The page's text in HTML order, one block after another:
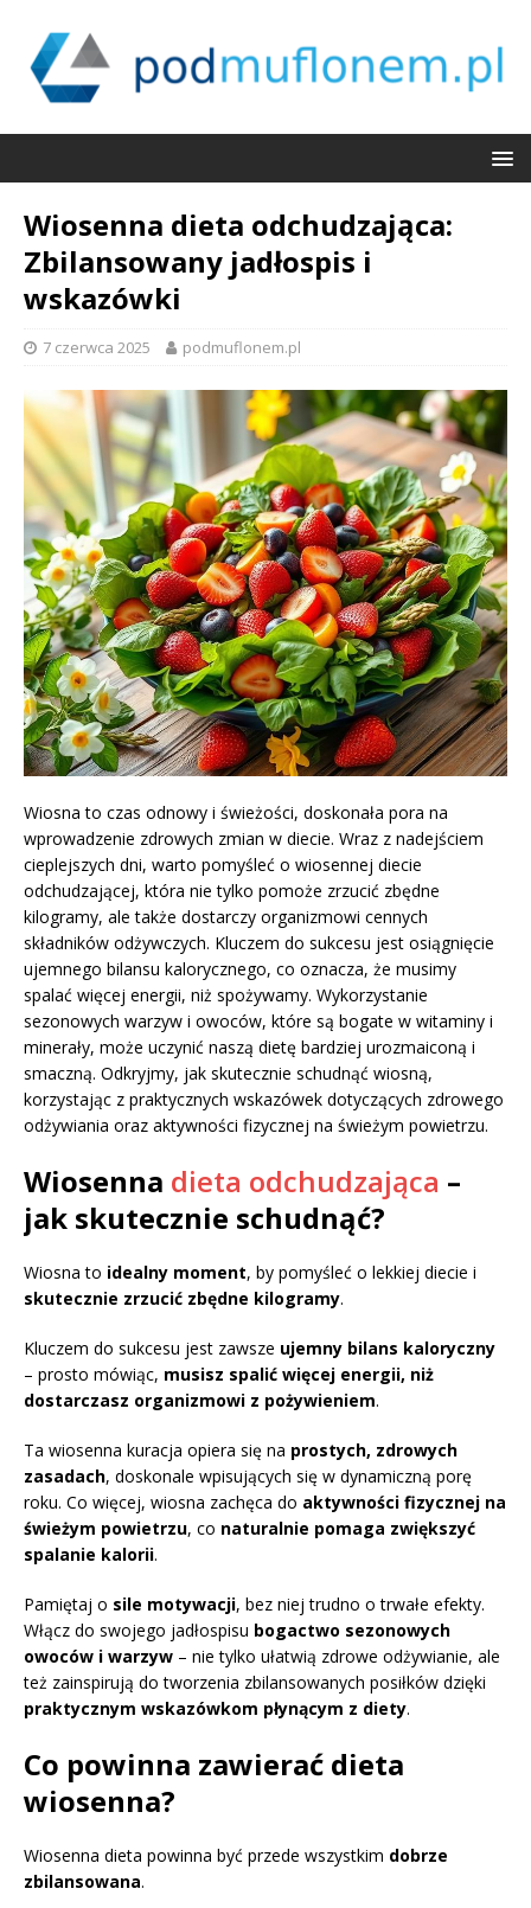
Wiosenna dieta odchudzająca:
Zbilansowany jadłospis i
wskazówki
7 czerwca 2025 podmuflonem.pl
Wiosna to czas odnowy i świeżości, doskonała pora na
wprowadzenie zdrowych zmian w diecie. Wraz z nadejściem
cieplejszych dni, warto pomyśleć o wiosennej diecie
odchudzającej, która nie tylko pomoże zrzucić zbędne
kilogramy, ale także dostarczy organizmowi cennych
składników odżywczych. Kluczem do sukcesu jest osiągnięcie
ujemnego bilansu kalorycznego, co oznacza, że musimy
spalać więcej energii, niż spożywamy. Wykorzystanie
sezonowych warzyw i owoców, które są bogate w witaminy i
minerały, może uczynić naszą dietę bardziej urozmaiconą i
smaczną. Odkryjmy, jak skutecznie schudnąć wiosną,
korzystając z praktycznych wskazówek dotyczących zdrowego
odżywiania oraz aktywności fizycznej na świeżym powietrzu.
Wiosenna dieta odchudzająca –
jak skutecznie schudnąć?
Wiosna to idealny moment, by pomyśleć o lekkiej diecie i
skutecznie zrzucić zbędne kilogramy.
Kluczem do sukcesu jest zawsze ujemny bilans kaloryczny
– prosto mówiąc, musisz spalić więcej energii, niż
dostarczasz organizmowi z pożywieniem.
Ta wiosenna kuracja opiera się na prostych, zdrowych
zasadach, doskonale wpisujących się w dynamiczną porę
roku. Co więcej, wiosna zachęca do aktywności fizycznej na
świeżym powietrzu, co naturalnie pomaga zwiększyć
spalanie kalorii.
Pamiętaj o sile motywacji, bez niej trudno o trwałe efekty.
Włącz do swojego jadłospisu bogactwo sezonowych
owoców i warzyw – nie tylko ułatwią zdrowe odżywianie, ale
też zainspirują do tworzenia zbilansowanych posiłków dzięki
praktycznym wskazówkom płynącym z diety.
Co powinna zawierać dieta
wiosenna?
Wiosenna dieta powinna być przede wszystkim dobrze
zbilansowana.